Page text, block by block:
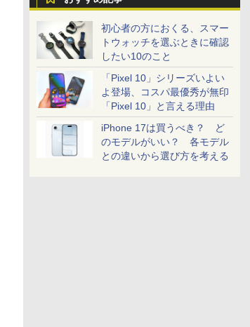
初心者の方におくる、スマー
トウォッチを選ぶときに確認
したい10のこと
「Pixel 10」シリーズいよい
よ登場、コスパ最優秀が無印
「Pixel 10」と言える理由
iPhone 17は買うべき？ ど
のモデルがいい？ 各モデル
との違いから選び方を考える